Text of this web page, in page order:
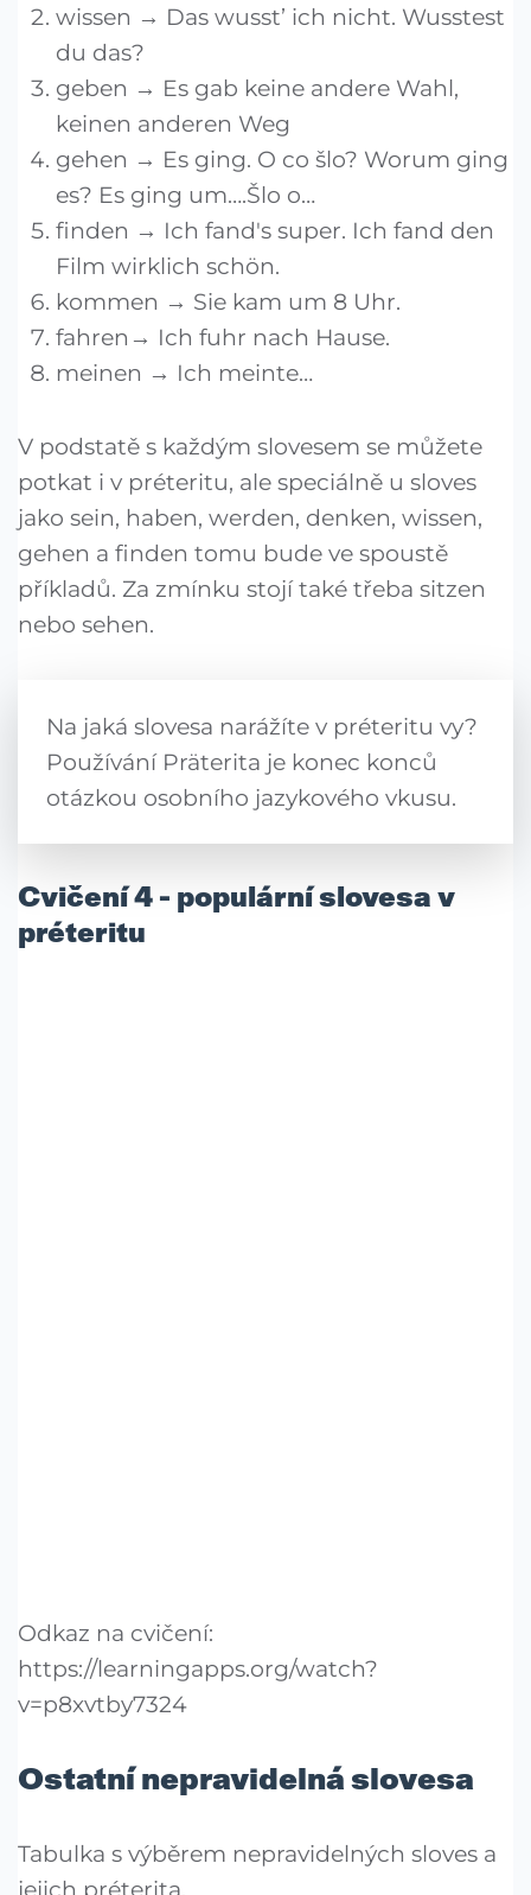
wissen → Das wusst’ ich nicht. Wusstest
du das?
geben → Es gab keine andere Wahl,
keinen anderen Weg
gehen → Es ging. O co šlo? Worum ging
es? Es ging um….Šlo o…
finden → Ich fand's super. Ich fand den
Film wirklich schön.
kommen → Sie kam um 8 Uhr.
fahren→ Ich fuhr nach Hause.
meinen → Ich meinte…
V podstatě s každým slovesem se můžete
potkat i v préteritu, ale speciálně u sloves
jako sein, haben, werden, denken, wissen,
gehen a finden tomu bude ve spoustě
příkladů. Za zmínku stojí také třeba sitzen
nebo sehen.
Na jaká slovesa narážíte v préteritu vy?
Používání Präterita je konec konců
otázkou osobního jazykového vkusu.
Cvičení 4 - populární slovesa v
préteritu
Odkaz na cvičení:
https://learningapps.org/watch?
v=p8xvtby7324
Ostatní nepravidelná slovesa
Tabulka s výběrem nepravidelných sloves a